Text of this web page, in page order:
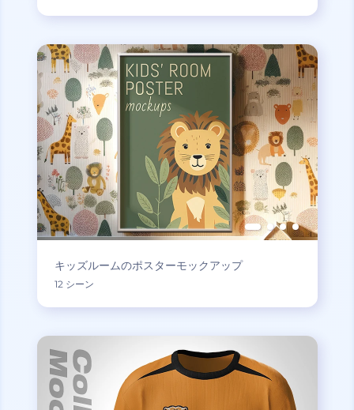
キッズルームのポスターモックアップ
12 シーン